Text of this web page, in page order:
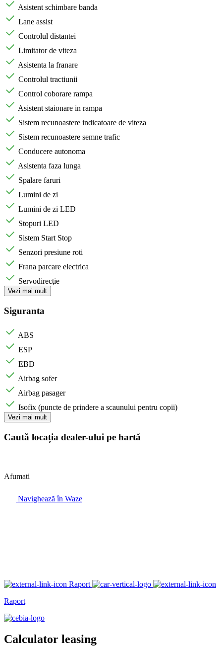
Asistent schimbare banda
Lane assist
Controlul distantei
Limitator de viteza
Asistenta la franare
Controlul tractiunii
Control coborare rampa
Asistent staionare in rampa
Sistem recunoastere indicatoare de viteza
Sistem recunoastere semne trafic
Conducere autonoma
Asistenta faza lunga
Spalare faruri
Lumini de zi
Lumini de zi LED
Stopuri LED
Sistem Start Stop
Senzori presiune roti
Frana parcare electrica
Servodirecţie
Vezi mai mult
Siguranta
ABS
ESP
EBD
Airbag sofer
Airbag pasager
Isofix (puncte de prindere a scaunului pentru copii)
Vezi mai mult
Caută locația dealer-ului pe hartă
Afumati
Navighează în Waze
Raport
Raport
Calculator leasing